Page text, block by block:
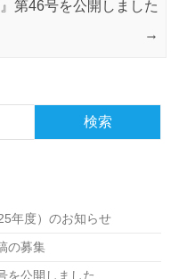
第46号を公開しました
→
検索
年度）のお知らせ
の募集
を公開しました